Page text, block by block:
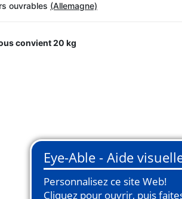
ouvrables (Allemagne)
convient20 kg